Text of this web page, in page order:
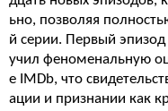
ьно, позволяя
й серии. Первый
учил феноменальную
е IMDb, что
ации и признании как